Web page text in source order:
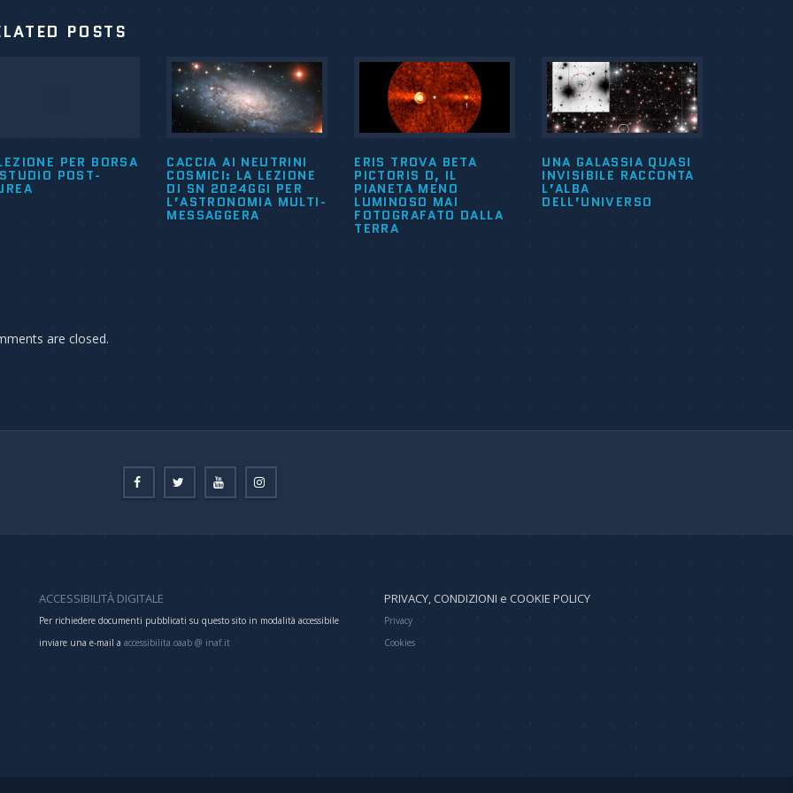
POSTS
PER BORSA
POST-
CACCIA AI NEUTRINI
COSMICI: LA LEZIONE
DI SN 2024GGI PER
L’ASTRONOMIA MULTI-
MESSAGGERA
ERIS TROVA BETA
PICTORIS D, IL
PIANETA MENO
LUMINOSO MAI
FOTOGRAFATO DALLA
TERRA
UNA GALASSIA QUASI
INVISIBILE RACCONTA
L’ALBA
DELL’UNIVERSO
are closed.
ACCESSIBILITÀ DIGITALE
Per richiedere documenti pubblicati su questo sito in modalità accessibile
inviare una e-mail a accessibilita.oaab @ inaf.it
PRIVACY, CONDIZIONI e COOKIE POLICY
Privacy
Cookies